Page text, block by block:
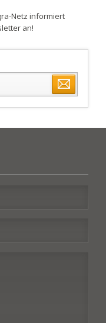
Netz informiert
an!